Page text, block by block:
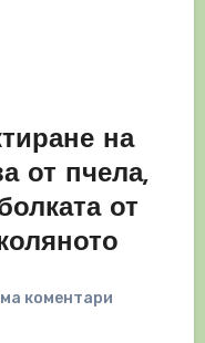
на
от пчела,
от
коментари